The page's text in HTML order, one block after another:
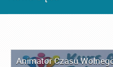
Animator Czasu